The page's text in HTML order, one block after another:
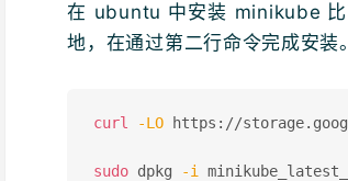
在 ubuntu 中安装 minikube 比
地，在通过第二行命令完成安装。
curl -LO https://
sudo dpkg -i